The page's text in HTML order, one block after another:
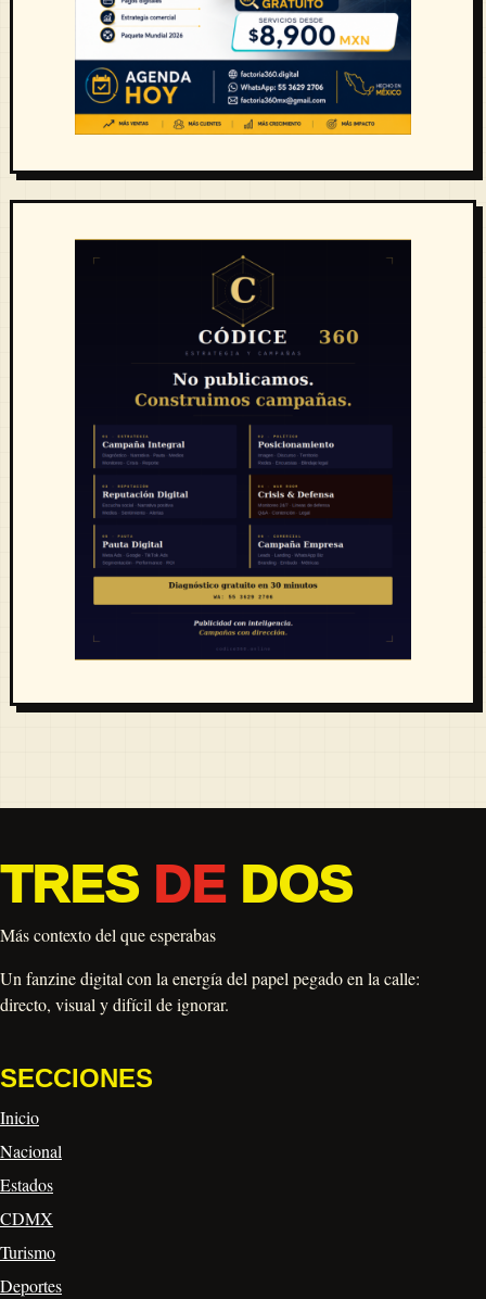
TRES DEDOS
Más contexto del que esperabas
Un fanzine digital con la energía del papel pegado en la calle:
directo, visual y difícil de ignorar.
SECCIONES
Inicio
Nacional
Estados
CDMX
Turismo
Deportes